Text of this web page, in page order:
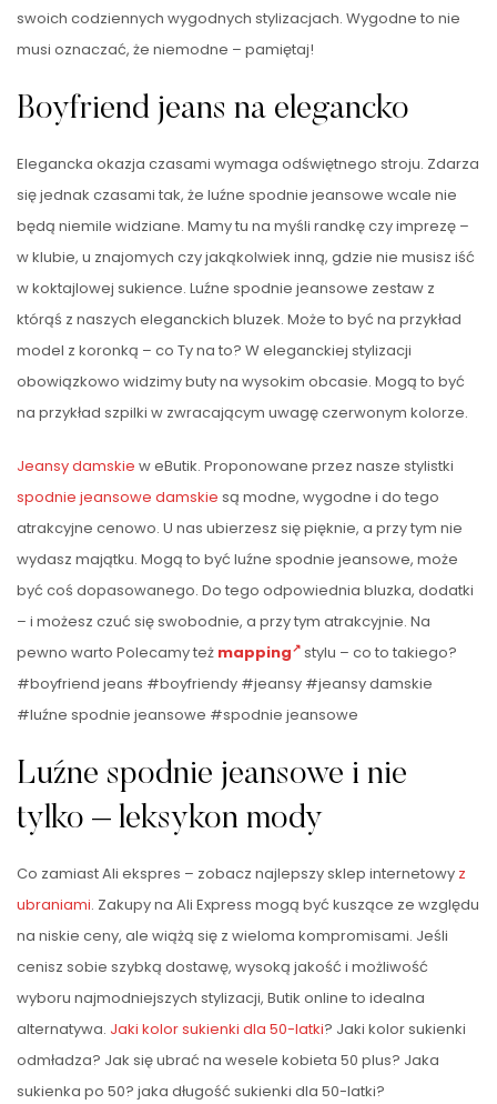
swoich codziennych wygodnych stylizacjach. Wygodne to nie
musi oznaczać, że niemodne – pamiętaj!
Boyfriend jeans na elegancko
Elegancka okazja czasami wymaga odświętnego stroju. Zdarza
się jednak czasami tak, że luźne spodnie jeansowe wcale nie
będą niemile widziane. Mamy tu na myśli randkę czy imprezę –
w klubie, u znajomych czy jakąkolwiek inną, gdzie nie musisz iść
w koktajlowej sukience. Luźne spodnie jeansowe zestaw z
którąś z naszych eleganckich bluzek. Może to być na przykład
model z koronką – co Ty na to? W eleganckiej stylizacji
obowiązkowo widzimy buty na wysokim obcasie. Mogą to być
na przykład szpilki w zwracającym uwagę czerwonym kolorze.
Jeansy damskie w eButik. Proponowane przez nasze stylistki
spodnie jeansowe damskie są modne, wygodne i do tego
atrakcyjne cenowo. U nas ubierzesz się pięknie, a przy tym nie
wydasz majątku. Mogą to być luźne spodnie jeansowe, może
być coś dopasowanego. Do tego odpowiednia bluzka, dodatki
– i możesz czuć się swobodnie, a przy tym atrakcyjnie. Na
pewno warto Polecamy też mapping
stylu – co to takiego?
#boyfriend jeans #boyfriendy #jeansy #jeansy damskie
#luźne spodnie jeansowe #spodnie jeansowe
Luźne spodnie jeansowe i nie
tylko – leksykon mody
Co zamiast Ali ekspres – zobacz najlepszy sklep internetowy z
ubraniami. Zakupy na Ali Express mogą być kuszące ze względu
na niskie ceny, ale wiążą się z wieloma kompromisami. Jeśli
cenisz sobie szybką dostawę, wysoką jakość i możliwość
wyboru najmodniejszych stylizacji, Butik online to idealna
alternatywa. Jaki kolor sukienki dla 50-latki? Jaki kolor sukienki
odmładza? Jak się ubrać na wesele kobieta 50 plus? Jaka
sukienka po 50? jaka długość sukienki dla 50-latki?